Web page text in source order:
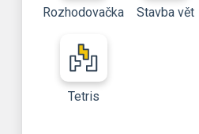
Rozhodovačka Stavba vět
Tetris